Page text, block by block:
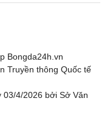
Bongda24h.vn
Truyền thông Quốc tế
03/4/2026 bởi Sở Văn